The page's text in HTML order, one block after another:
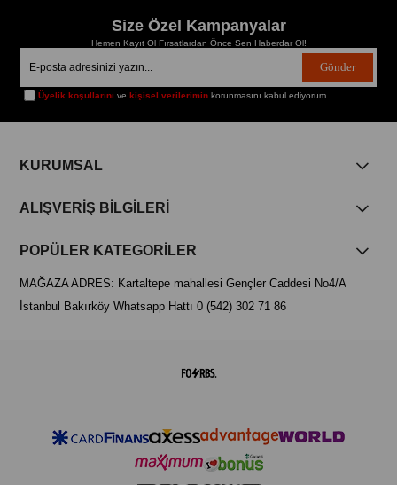
Size Özel Kampanyalar
Hemen Kayıt Ol Fırsatlardan Önce Sen Haberdar Ol!
Gönder
Üyelik koşullarını vekişisel verilerimin korunmasını kabul ediyorum.
KURUMSAL
ALIŞVERİŞ BİLGİLERİ
POPÜLER KATEGORİLER
MAĞAZA ADRES: Kartaltepe mahallesi Gençler Caddesi No4/A
İstanbul Bakırköy Whatsapp Hattı 0 (542) 302 71 86